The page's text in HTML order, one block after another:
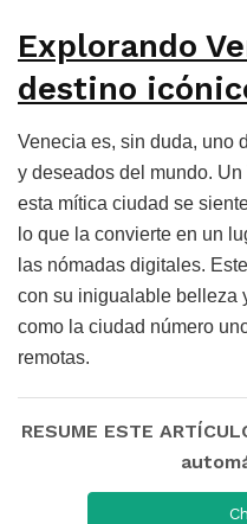
Explorando
destino
Venecia es, sin duda, uno
y deseados del mundo.
esta mítica ciudad se
lo que la convierte en un
las nómadas digitales.
con su inigualable belleza
como la ciudad número
remotas.
RESUME ESTE